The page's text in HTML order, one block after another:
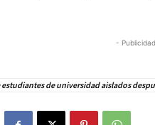
-
de universidad aislados